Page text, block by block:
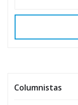
Columnistas